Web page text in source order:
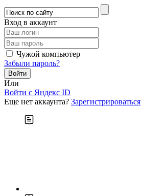
Вход в аккаунт
Чужой компьютер
Забыли пароль?
Или
Войти c Яндекс ID
Еще нет аккаунта? Зарегистрироваться